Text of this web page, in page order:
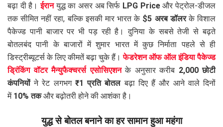
बढ़ा दी है।ईरानयुद्ध का असर अब सिर्फ LPG Priceऔर पेट्रोल-डीजल
तक सीमित नहीं रहा, बल्कि इसकी मार भारत के $5 अरब डॉलरके विशाल
पैकेज्ड पानी बाजार पर भी पड़ रही है। दुनिया के सबसे तेजी से बढ़ते
बोतलबंद पानी के बाजारों में शुमार भारत में कुछ निर्माता पहले से ही
डिस्ट्रीब्यूटर्स के लिए कीमतें बढ़ा चुके हैं।फेडरेशन ऑफ ऑल इंडिया पैकेज्ड
ड्रिंकिंग वॉटर मैन्युफैक्चरर्स एसोसिएशनके अनुसार करीब 2,000 छोटी
कंपनियोंने रेट लगभग ₹1 प्रति बोतलबढ़ा दिए हैं और आने वाले दिनों
में 10% तकऔर बढ़ोतरी होने की आशंका है।
युद्ध से बोतल बनाने का हर सामान हुआ महंगा